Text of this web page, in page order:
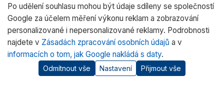
Po udělení souhlasu mohou být údaje sdíleny se společností
Google za účelem měření výkonu reklam a zobrazování
personalizované i nepersonalizované reklamy. Podrobnosti
najdete v Zásadách zpracování osobních údajů a v
informacích o tom, jak Google nakládá s daty.
Odmítnout vše Nastavení Přijmout vše